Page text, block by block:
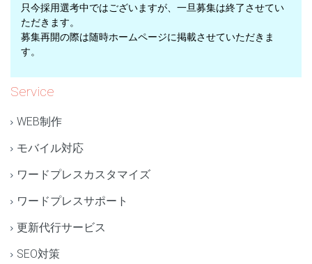
只今採用選考中ではございますが、一旦募集は終了させてい
ただきます。
募集再開の際は随時ホームページに掲載させていただきま
す。
Service
WEB制作
モバイル対応
ワードプレスカスタマイズ
ワードプレスサポート
更新代行サービス
SEO対策